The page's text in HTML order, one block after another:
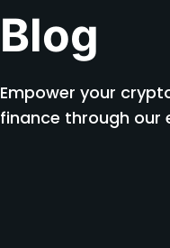
Blog
Empower your
finance through our